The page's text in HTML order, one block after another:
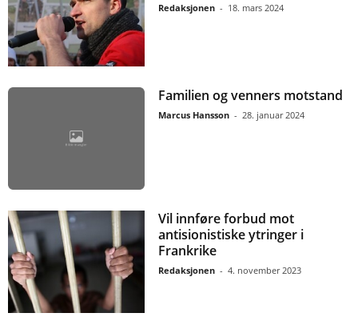
Redaksjonen - 18. mars 2024
Familien og venners motstand
Marcus Hansson - 28. januar 2024
Vil innføre forbud mot
antisionistiske ytringer i
Frankrike
Redaksjonen - 4. november 2023